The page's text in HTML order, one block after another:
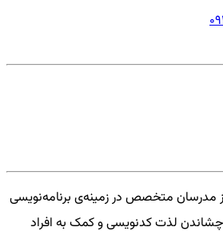
مدرسان متخصص در زمینه‌ی برنامه‌نویسی
لذت کدنویسی و کمک به افراد